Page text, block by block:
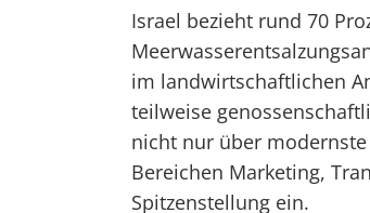
Israel bezieht rund 70
im landwirtschaftlichen
teilweise
nicht nur über
Bereichen Marketing,
Spitzenstellung ein.